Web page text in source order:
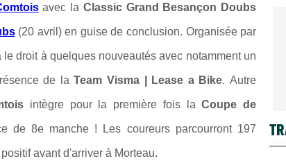
avec la Classic Grand Besançon Doubs
(20 avril) en guise de conclusion. Organisée par
le droit à quelques nouveautés avec notamment un
de laTeam Visma | Lease a Bike. Autre
intègre pour la première fois laCoupe de
de 8e manche ! Les coureurs parcourront 197
avant d'arriver à Morteau.